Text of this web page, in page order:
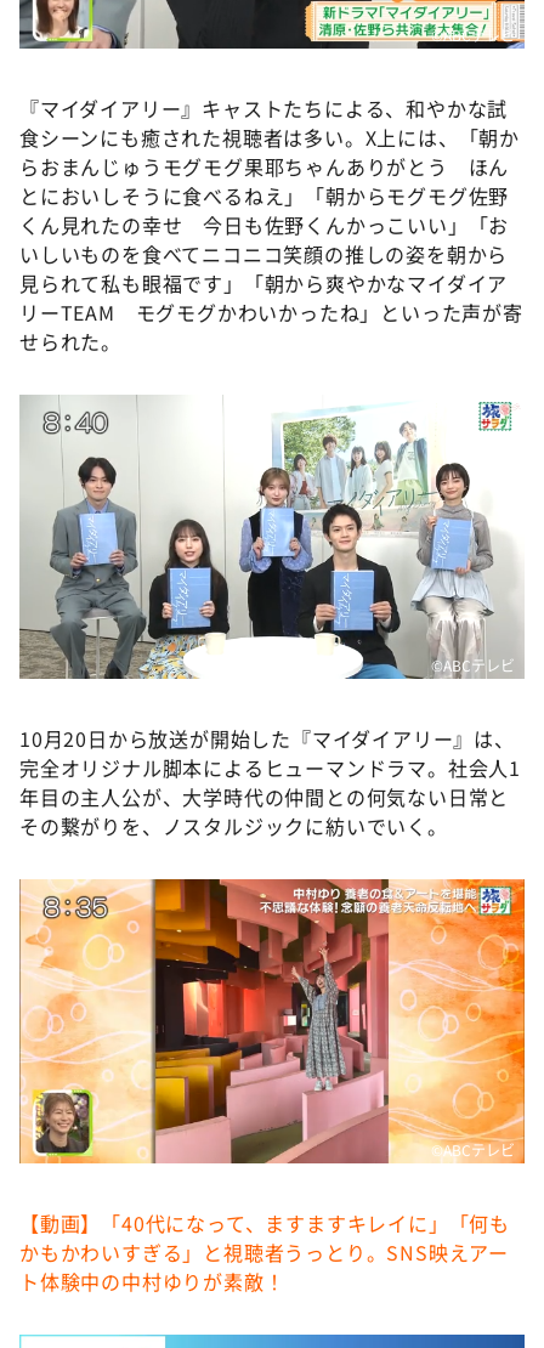
©️ABCテレビ
『マイダイアリー』キャストたちによる、和やかな試
食シーンにも癒された視聴者は多い。X上には、「朝か
らおまんじゅうモグモグ果耶ちゃんありがとう ほん
とにおいしそうに食べるねえ」「朝からモグモグ佐野
くん見れたの幸せ 今日も佐野くんかっこいい」「お
いしいものを食べてニコニコ笑顔の推しの姿を朝から
見られて私も眼福です」「朝から爽やかなマイダイア
リーTEAM モグモグかわいかったね」といった声が寄
せられた。
©️ABCテレビ
10月20日から放送が開始した『マイダイアリー』は、
完全オリジナル脚本によるヒューマンドラマ。社会人1
年目の主人公が、大学時代の仲間との何気ない日常と
その繋がりを、ノスタルジックに紡いでいく。
©️ABCテレビ
【動画】「40代になって、ますますキレイに」「何も
かもかわいすぎる」と視聴者うっとり。SNS映えアー
ト体験中の中村ゆりが素敵！